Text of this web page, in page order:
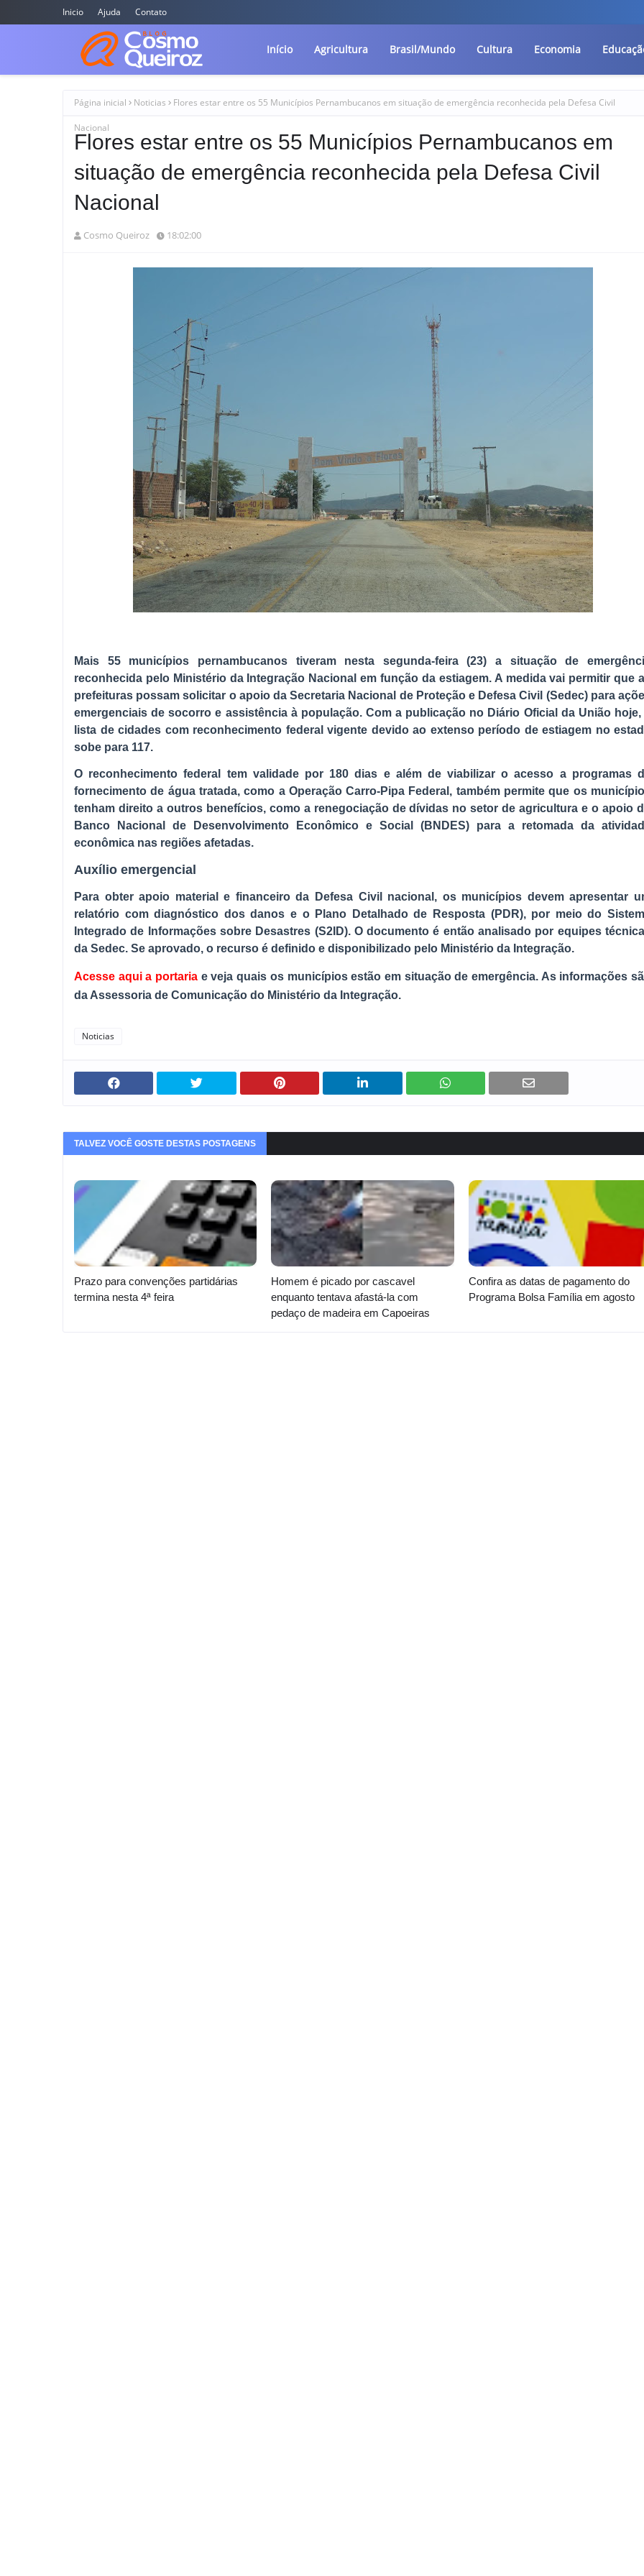
Inicio Ajuda Contato
Início Agricultura Brasil/Mundo Cultura Economia
Página inicial Noticias Flores estar entre os 55 Municípios Pernambucanos em situação de emergência reconhecida pela Defesa Civil
Nacional
Flores estar entre os 55 Municípios Pernambucanos em
situação de emergência reconhecida pela Defesa Civil
Nacional
Cosmo Queiroz 18:02:00
Mais 55 municípios pernambucanos tiveram nesta segunda-feira (23) a situação de
reconhecida pelo Ministério da Integração Nacional em função da estiagem. A medida vai permitir que
prefeituras possam solicitar o apoio da Secretaria Nacional de Proteção e Defesa Civil (Sedec) para
emergenciais de socorro e assistência à população. Com a publicação no Diário Oficial da União hoje,
lista de cidades com reconhecimento federal vigente devido ao extenso período de estiagem no
sobe para 117.
O reconhecimento federal tem validade por 180 dias e além de viabilizar o acesso a programas
fornecimento de água tratada, como a Operação Carro-Pipa Federal, também permite que os
tenham direito a outros benefícios, como a renegociação de dívidas no setor de agricultura e o apoio
Banco Nacional de Desenvolvimento Econômico e Social (BNDES) para a retomada da
econômica nas regiões afetadas.
Auxílio emergencial
Para obter apoio material e financeiro da Defesa Civil nacional, os municípios devem apresentar
relatório com diagnóstico dos danos e o Plano Detalhado de Resposta (PDR), por meio do
Integrado de Informações sobre Desastres (S2ID). O documento é então analisado por equipes
da Sedec. Se aprovado, o recurso é definido e disponibilizado pelo Ministério da Integração.
Acesse aqui a portaria e veja quais os municípios estão em situação de emergência. As informações
da Assessoria de Comunicação do Ministério da Integração.
Noticias
TALVEZ VOCÊ GOSTE DESTAS POSTAGENS
Prazo para convenções partidárias
termina nesta 4ª feira
Homem é picado por cascavel
enquanto tentava afastá-la com
pedaço de madeira em Capoeiras
Confira as datas de pagamento do
Programa Bolsa Família em agosto